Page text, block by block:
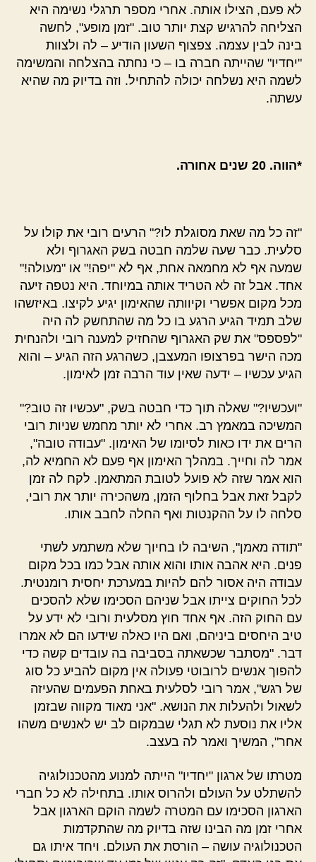
לא פעם, הצילו אותה. אחרי מספר תרגלי נשימה היא
הצליחה להרגיש קצת יותר טוב. "זמן מופע", לחשה
בינה לבין עצמה. צפצוף השעון הודיע – לה ולצוות
"יחדיו" שהייתה חברה בו – כי נחתה בהצלחה והמשימה
לשמה היא נשלחה יכולה להתחיל. וזה בדיוק מה שהיא
עשתה.
*הווה. 20 שנים אחורה.
"זה כל מה שאת מסוגלת לו?" הרעים רובי את קולו על
סלעית. כבר שעה שלמה חבטה בשק האגרוף ולא
שמעה אף לא מחמאה אחת, אף לא "יפה!" או "מעולה!"
אחד. אבל זה לא הטריד אותה במיוחד. היא נטפה זיעה
מכל מקום אפשרי וקיוותה שהאימון יגיע לקיצו. באיזשהו
שלב תמיד הגיע הרגע בו כל מה שהתחשק לה היה
"לפספס" את שק האגרוף שהחזיק למענה רובי ולהנחית
מכה הישר בפרצופו המעצבן, כשהרגע הזה הגיע – והוא
הגיע עכשיו – ידעה שאין עוד הרבה זמן לאימון.
"ועכשיו?" שאלה תוך כדי חבטה בשק, "עכשיו זה טוב?"
המשיכה במאמץ רב. אחרי לא יותר מחמש שניות רובי
הרים את ידו כאות לסיומו של האימון. "עבודה טובה",
אמר לה וחייך. במהלך האימון אף פעם לא החמיא לה,
הוא אמר שזה לא פועל לטובת המתאמן. לקח לה זמן
לקבל זאת אבל בחלוף הזמן, משהכירה יותר את רובי,
סלחה לו על ההקנטות ואף החלה לחבב אותו.
"תודה מאמן", השיבה לו בחיוך שלא משתמע לשתי
פנים. היא אהבה אותו והוא אותה אבל כמו בכל מקום
עבודה היה אסור להם להיות במערכת יחסית רומנטית.
לכל החוקים צייתו אבל שניהם הסכימו שלא להסכים
עם החוק הזה. אף אחד חוץ מסלעית ורובי לא ידע על
טיב היחסים ביניהם, ואם היו כאלה שידעו הם לא אמרו
דבר. "מסתבר שכשאתה בסביבה בה עובדים קשה כדי
להפוך אנשים לרובוטי פעולה אין מקום להביע כל סוג
של רגש", אמר רובי לסלעית באחת הפעמים שהעיזה
לשאול ולהעלות את הנושא. "אני מאוד מקווה שבזמן
אליו את נוסעת לא תגלי שבמקום לב יש לאנשים משהו
אחר", המשיך ואמר לה בעצב.
מטרתו של ארגון "יחדיו" הייתה למנוע מהטכנולוגיה
להשתלט על העולם ולהרוס אותו. בתחילה לא כל חברי
הארגון הסכימו עם המטרה לשמה הוקם הארגון אבל
אחרי זמן מה הבינו שזה בדיוק מה שהתקדמות
הטכנולוגיה עושה – הורסת את העולם. ויחד איתו גם